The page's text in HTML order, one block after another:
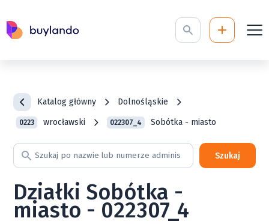
Katalog główny Dolnośląskie
0223 wrocławski 022307_4 Sobótka - miasto
Szukaj
Działki Sobótka -
miasto - 022307_4